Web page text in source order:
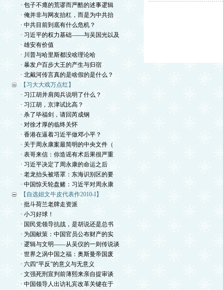
· 包子不瘪的荒谬而严酷的述事逻辑
· 俺并非与网友抬杠，而是为中共抬
· 中共目前到底有什么危机？
· 习近平的权力基础——与吴国光以及
· 雄安有价值
· 川普与哈里斯都没啥理论哈
· 暴发户百步大王的产生与归宿
· 北戴河传言真的是啥假的是什么？
【习大大戏万点红】
· 习江胡并肩阅兵说明了什么？
· 习江胡，京津试比高？
· 杀了毕福剑，请回芮成钢
· 对徐才厚的临终关怀
· 香港在逼着习近平做邓小平？
· 关于周永康案最简明的中央文件（
· 表哥来信：你造谣有术后果很严重
· 习近平决定了周永康的命运之后
· 老龙抬头被塔罩：东海识别区的要
· 中国惊天轮盘赌：习近平对周永康
【自选妞文牛皮代表作2010-I】
· 批斗荷兰老牌走资派
· 小习好球！
· 国民党领导抗战，是胡说还是总书
· 为国献策：中国官员公布财产的实
· 逻辑与文明——从吴仪的一则传说谈
· 世界之涡中国之福：奥斯曼帝国废
· 六四“平反”的意义与无意义
· 文强死刑宣判前薄熙来亲自提审谈
· 中国领导人出访礼宾改革关键在于